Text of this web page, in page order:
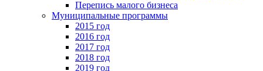
Перепись малого бизнеса
Муниципальные программы
2015 год
2016 год
2017 год
2018 год
2019 год